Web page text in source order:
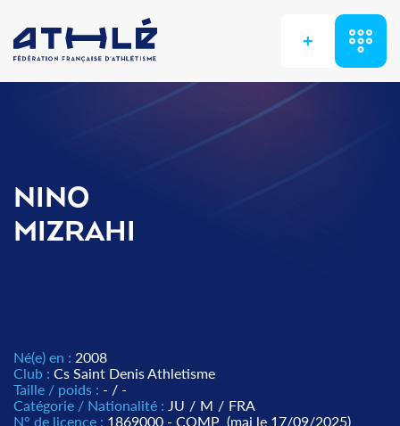
+
NINO
MIZRAHI
Né(e) en : 2008
Club : Cs Saint Denis Athletisme
Taille / poids : - / -
Catégorie / Nationalité : JU / M / FRA
N° de licence : 1869000 - COMP (maj le 17/09/2025)